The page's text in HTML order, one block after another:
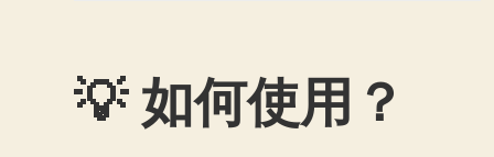
💡 如何使用？